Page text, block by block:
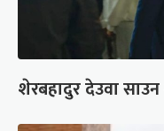
शेरबहादुर देउवा